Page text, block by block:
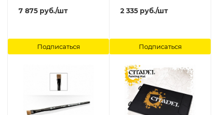
7 875 руб./шт
Подписаться
2 335 руб./шт
Подписаться